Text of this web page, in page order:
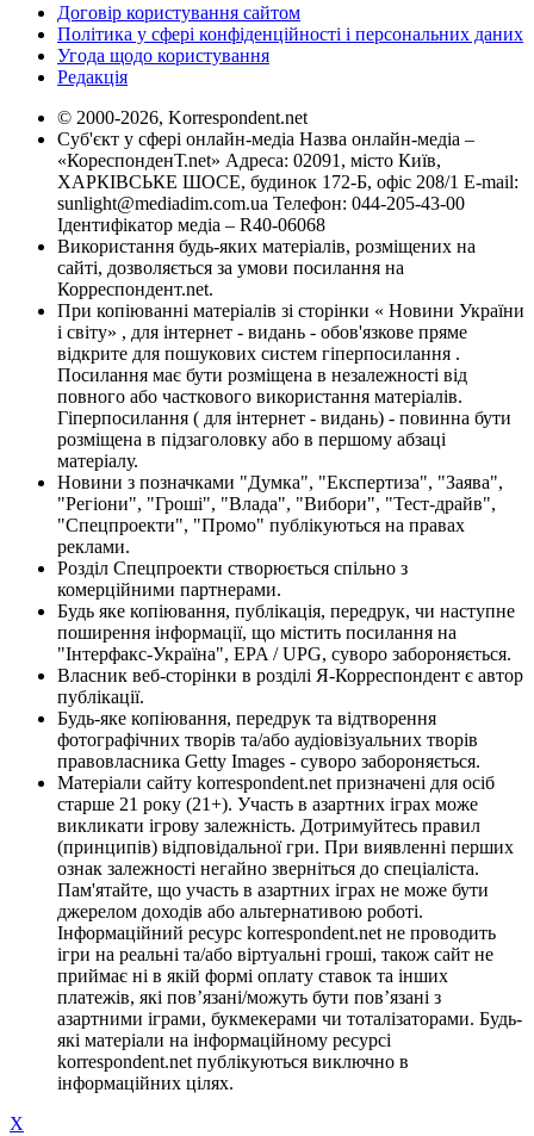
Договір користування сайтом
Політика у сфері конфіденційності і персональних даних
Угода щодо користування
Редакція
© 2000-2026, Korrespondent.net
Суб'єкт у сфері онлайн-медіа Назва онлайн-медіа –
«КореспонденТ.net» Адреса: 02091, місто Київ,
ХАРКІВСЬКЕ ШОСЕ, будинок 172-Б, офіс 208/1 E-mail:
sunlight@mediadim.com.ua Телефон: 044-205-43-00
Ідентифікатор медіа – R40-06068
Використання будь-яких матеріалів, розміщених на
сайті, дозволяється за умови посилання на
Корреспондент.net.
При копіюванні матеріалів зі сторінки « Новини України
і світу» , для інтернет - видань - обов'язкове пряме
відкрите для пошукових систем гіперпосилання .
Посилання має бути розміщена в незалежності від
повного або часткового використання матеріалів.
Гіперпосилання ( для інтернет - видань) - повинна бути
розміщена в підзаголовку або в першому абзаці
матеріалу.
Новини з позначками "Думка", "Експертиза", "Заява",
"Регіони", "Гроші", "Влада", "Вибори", "Тест-драйв",
"Спецпроекти", "Промо" публікуються на правах
реклами.
Розділ Спецпроекти створюється спільно з
комерційними партнерами.
Будь яке копіювання, публікація, передрук, чи наступне
поширення інформації, що містить посилання на
"Інтерфакс-Україна", EPA / UPG, суворо забороняється.
Власник веб-сторінки в розділі Я-Корреспондент є автор
публікації.
Будь-яке копіювання, передрук та відтворення
фотографічних творів та/або аудіовізуальних творів
правовласника Getty Images - суворо забороняється.
Матеріали сайту korrespondent.net призначені для осіб
старше 21 року (21+). Участь в азартних іграх може
викликати ігрову залежність. Дотримуйтесь правил
(принципів) відповідальної гри. При виявленні перших
ознак залежності негайно зверніться до спеціаліста.
Пам'ятайте, що участь в азартних іграх не може бути
джерелом доходів або альтернативою роботі.
Інформаційний ресурс korrespondent.net не проводить
ігри на реальні та/або віртуальні гроші, також сайт не
приймає ні в якій формі оплату ставок та інших
платежів, які пов’язані/можуть бути пов’язані з
азартними іграми, букмекерами чи тоталізаторами. Будь-
які матеріали на інформаційному ресурсі
korrespondent.net публікуються виключно в
інформаційних цілях.
X